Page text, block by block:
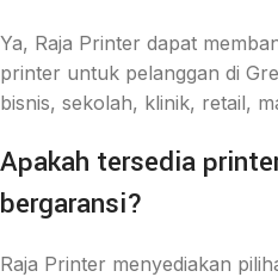
Ya, Raja Printer dapat
printer untuk pelanggan di
bisnis, sekolah, klinik, retail,
Apakah tersedia
bergaransi?
Raja Printer menyediakan